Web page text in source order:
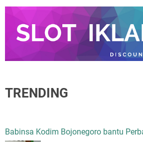
TRENDING
Babinsa Kodim Bojonegoro bantu